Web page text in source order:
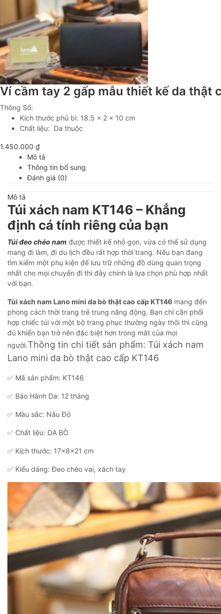
Ví cầm tay 2 gấp mẫu thiết kế da thật
Thông Số:
Kích thước phủ bì: 18.5 x 2 x 10 cm
Chất liệu: Da thuộc
1.450.000 ₫
Mô tả
Thông tin bổ sung
Đánh giá (0)
Mô tả
Túi xách nam KT146 – Khẳng
định cá tính riêng của bạn
Túi đeo chéo nam được thiết kế nhỏ gọn, vừa có thể sử dụng
mang đi làm, đi du lịch đều rất hợp thời trang. Nếu bạn đang
tìm kiếm một phụ kiện để lưu trữ những đồ dùng quan trọng
nhất cho mọi chuyến đi thì đây chính là lựa chọn phù hợp nhất
với bạn.
Túi xách nam Lano mini da bò thật cao cấp KT146 mang đến
phong cách thời trang trẻ trung năng động. Bạn chỉ cần phối
hợp chiếc túi với một bộ trang phục thường ngày thôi thì cũng
đủ khiến bạn trở nên đặc biệt hơn trong mắt của mọi
người.Thông tin chi tiết sản phẩm: Túi xách nam
Lano mini da bò thật cao cấp KT146
✅ Mã sản phẩm: KT146
✅ Bảo Hành Da: 12 tháng
✅ Màu sắc: Nâu Đỏ
✅ Chất liệu: DA BÒ
✅ Kích thước: 17x8x21 cm
✅ Kiểu dáng: Đeo chéo vai, xách tay